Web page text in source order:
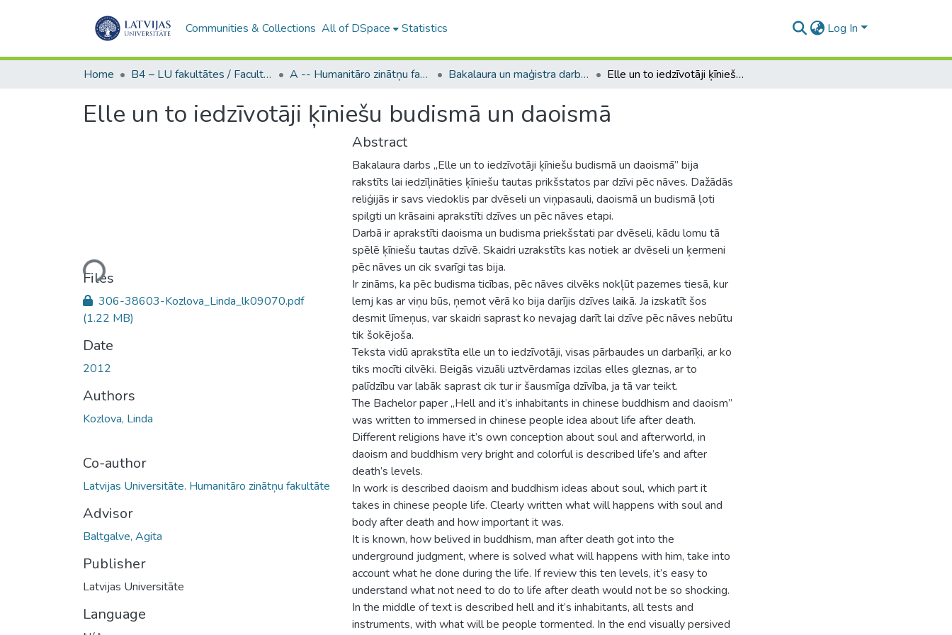
Communities & Collections All of DSpace Statistics Log In
Home B4 – LU fakultātes / Faculties of the UL A -- Humanitāro zinātņu fakultāte / Faculty of Humanities Bakalaura un maģistra darbi (HZF) / Bachelor's and Master's theses Elle un to iedzīvotāji ķīniešu budismā un daoismā
Elle un to iedzīvotāji ķīniešu budismā un daoismā
Loading...
Files
306-38603-Kozlova_Linda_lk09070.pdf
(1.22 MB)
Date
2012
Authors
Kozlova, Linda
Co-author
Latvijas Universitāte. Humanitāro zinātņu fakultāte
Advisor
Baltgalve, Agita
Publisher
Latvijas Universitāte
Language
Abstract
Bakalaura darbs „Elle un to iedzīvotāji ķīniešu budismā un daoismā” bija
rakstīts lai iedzīļināties ķīniešu tautas prikšstatos par dzīvi pēc nāves. Dažādās
reliģijās ir savs viedoklis par dvēseli un viņpasauli, daoismā un budismā ļoti
spilgti un krāsaini aprakstīti dzīves un pēc nāves etapi.
Darbā ir aprakstīti daoisma un budisma priekšstati par dvēseli, kādu lomu tā
spēlē ķīniešu tautas dzīvē. Skaidri uzrakstīts kas notiek ar dvēseli un ķermeni
pēc nāves un cik svarīgi tas bija.
Ir zināms, ka pēc budisma ticības, pēc nāves cilvēks nokļūt pazemes tiesā, kur
lemj kas ar viņu būs, ņemot vērā ko bija darījis dzīves laikā. Ja izskatīt šos
desmit līmeņus, var skaidri saprast ko nevajag darīt lai dzīve pēc nāves nebūtu
tik šokējoša.
Teksta vidū aprakstīta elle un to iedzīvotāji, visas pārbaudes un darbarīķi, ar ko
tiks mocīti cilvēki. Beigās vizuāli uztvērdamas izcilas elles gleznas, ar to
palīdzību var labāk saprast cik tur ir šausmīga dzīvība, ja tā var teikt.
The Bachelor paper „Hell and it’s inhabitants in chinese buddhism and daoism”
was written to immersed in chinese people idea about life after death.
Different religions have it’s own conception about soul and afterworld, in
daoism and buddhism very bright and colorful is described life’s and after
death’s levels.
In work is described daoism and buddhism ideas about soul, which part it
takes in chinese people life. Clearly written what will happens with soul and
body after death and how important it was.
It is known, how belived in buddhism, man after death got into the
underground judgment, where is solved what will happens with him, take into
account what he done during the life. If review this ten levels, it’s easy to
understand what not need to do to life after death would not be so shocking.
In the middle of text is described hell and it’s inhabitants, all tests and
instruments, with what will be people tormented. In the end visually persived